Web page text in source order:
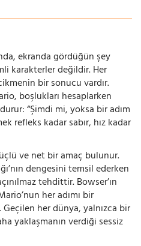
ekranda gördüğün şey
karakterler değildir. Her
bir sonucu vardır.
boşlukları hesaplarken
“Şimdi mi, yoksa bir adım
refleks kadar sabır, hız kadar
ve net bir amaç bulunur.
dengesini temsil ederken
tehdittir. Bowser’ın
her adımı bir
her dünya, yalnızca bir
yaklaşmanın verdiği sessiz